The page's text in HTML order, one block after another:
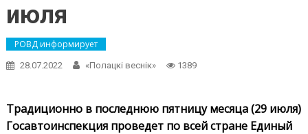
июля
РОВД информирует
28.07.2022 «Полацкі веснік» 1389
Традиционно в последнюю пятницу месяца (29 июля)
Госавтоинспекция проведет по всей стране Единый